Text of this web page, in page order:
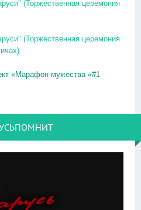
(Торжественная церемония
(Торжественная церемония
«Марафон мужества «#1